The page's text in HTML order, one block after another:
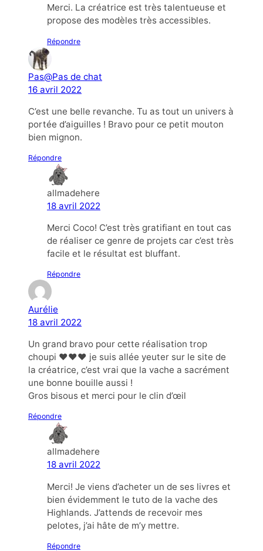
Merci. La créatrice est très talentueuse et
propose des modèles très accessibles.
Répondre
Pas@Pas de chat
16 avril 2022
C’est une belle revanche. Tu as tout un univers à
portée d’aiguilles ! Bravo pour ce petit mouton
bien mignon.
Répondre
allmadehere
18 avril 2022
Merci Coco! C’est très gratifiant en tout cas
de réaliser ce genre de projets car c’est très
facile et le résultat est bluffant.
Répondre
Aurélie
18 avril 2022
Un grand bravo pour cette réalisation trop
choupi ❤️❤️❤️ je suis allée yeuter sur le site de
la créatrice, c’est vrai que la vache a sacrément
une bonne bouille aussi !
Gros bisous et merci pour le clin d’œil
Répondre
allmadehere
18 avril 2022
Merci! Je viens d’acheter un de ses livres et
bien évidemment le tuto de la vache des
Highlands. J’attends de recevoir mes
pelotes, j’ai hâte de m’y mettre.
Répondre